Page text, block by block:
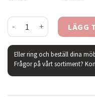
Zece sängbord LÄGG
Eller ring och beställ dina
Frågor på vårt sortiment?